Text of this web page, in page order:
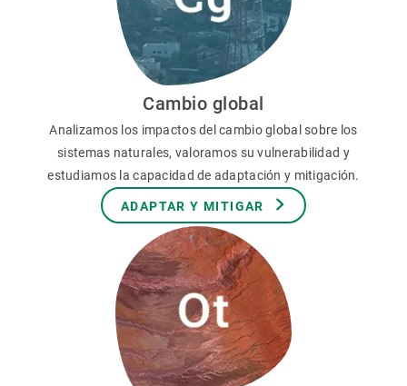
Cambio global
Analizamos los impactos del cambio global sobre los
sistemas naturales, valoramos su vulnerabilidad y
estudiamos la capacidad de adaptación y mitigación.
ADAPTAR Y MITIGAR